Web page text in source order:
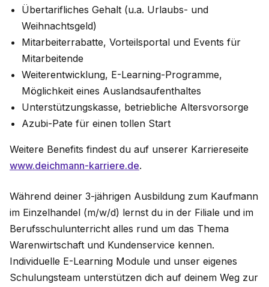
Übertarifliches Gehalt (u.a. Urlaubs- und
Weihnachtsgeld)
Mitarbeiterrabatte, Vorteilsportal und Events für
Mitarbeitende
Weiterentwicklung, E-Learning-Programme,
Möglichkeit eines Auslandsaufenthaltes
Unterstützungskasse, betriebliche Altersvorsorge
Azubi-Pate für einen tollen Start
Weitere Benefits findest du auf unserer Karriereseite
www.deichmann-karriere.de.
Während deiner 3-jährigen Ausbildung zum Kaufmann
im Einzelhandel (m/w/d) lernst du in der Filiale und im
Berufsschulunterricht alles rund um das Thema
Warenwirtschaft und Kundenservice kennen.
Individuelle E-Learning Module und unser eigenes
Schulungsteam unterstützen dich auf deinem Weg zur